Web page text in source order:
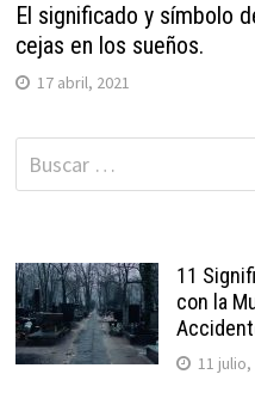
El significado y símbolo
cejas en los sueños.
17 abril, 2021
Buscar:
11
con la
11 julio,